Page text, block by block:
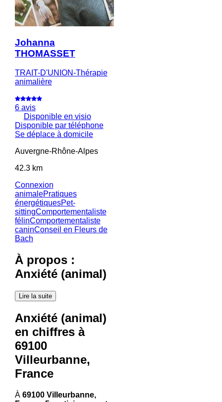
Johanna
THOMASSET
TRAIT-D'UNION-Thérapie
animalière
6 avis
Disponible en visio
Disponible par téléphone
Se déplace à domicile
Auvergne-Rhône-Alpes
42.3 km
Connexion
animalePratiques
énergétiquesPet-
sittingComportementaliste
félinComportementaliste
caninConseil en Fleurs de
Bach
À propos :
Anxiété (animal)
Lire la suite
Anxiété (animal)
en chiffres à
69100
Villeurbanne,
France
À 69100 Villeurbanne,